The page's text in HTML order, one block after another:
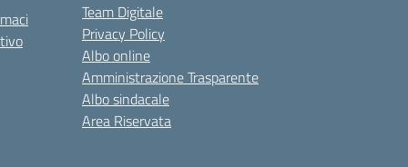
Team Digitale
Privacy Policy
Albo online
Amministrazione Trasparente
Albo sindacale
Area Riservata